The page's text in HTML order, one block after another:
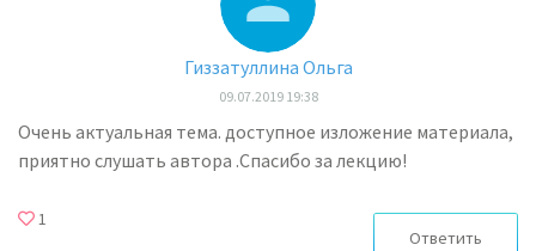
Гиззатуллина Ольга
09.07.2019 19:38
Очень актуальная тема. доступное изложение материала,
приятно слушать автора .Спасибо за лекцию!
1
Ответить